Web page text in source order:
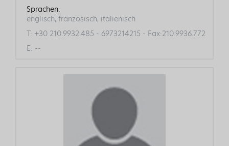
Sprachen:
englisch, französisch, italienisch
T: +30 210.9932.485 - 6973214215 - Fax:210.9936.772
E: --